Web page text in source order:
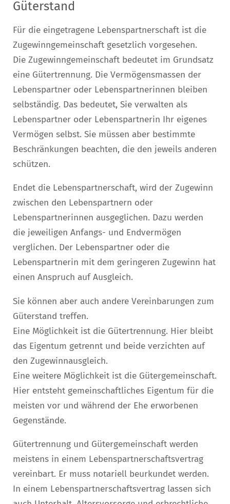
Güterstand
Für die eingetragene Lebenspartnerschaft ist die
Zugewinngemeinschaft gesetzlich vorgesehen.
Die Zugewinngemeinschaft bedeutet im Grundsatz
eine Gütertrennung. Die Vermögensmassen der
Lebenspartner oder Lebenspartnerinnen bleiben
selbständig. Das bedeutet, Sie verwalten als
Lebenspartner oder Lebenspartnerin Ihr eigenes
Vermögen selbst. Sie müssen aber bestimmte
Beschränkungen beachten, die den jeweils anderen
schützen.
Endet die Lebenspartnerschaft, wird der Zugewinn
zwischen den Lebenspartnern oder
Lebenspartnerinnen ausgeglichen. Dazu werden
die jeweiligen Anfangs- und Endvermögen
verglichen. Der Lebenspartner oder die
Lebenspartnerin mit dem geringeren Zugewinn hat
einen Anspruch auf Ausgleich.
Sie können aber auch andere Vereinbarungen zum
Güterstand treffen.
Eine Möglichkeit ist die Gütertrennung. Hier bleibt
das Eigentum getrennt und beide verzichten auf
den Zugewinnausgleich.
Eine weitere Möglichkeit ist die Gütergemeinschaft.
Hier entsteht gemeinschaftliches Eigentum für die
meisten vor und während der Ehe erworbenen
Gegenstände.
Gütertrennung und Gütergemeinschaft werden
meistens in einem Lebenspartnerschaftsvertrag
vereinbart. Er muss notariell beurkundet werden.
In einem Lebenspartnerschaftsvertrag lassen sich